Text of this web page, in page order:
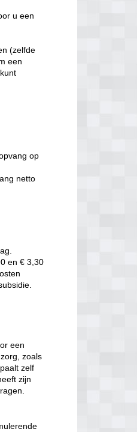
u een
(zelfde
een
op
netto
en € 3,30
een
zoals
zelf
zijn